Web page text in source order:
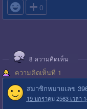
 0
8 ความคิดเห็น
ความคิดเห็นที่ 1
สมาชิกหมายเลข
19 มกราคม 2563 เวลา